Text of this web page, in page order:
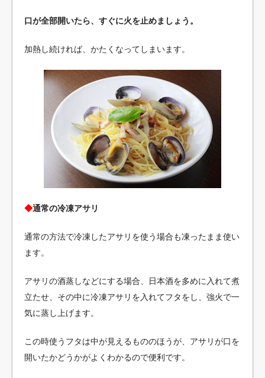
口が全部開いたら、すぐに火を止めましょう。
加熱し続ければ、かたくなってしまいます。
◆通常の冷凍アサリ
通常の方法で冷凍したアサリを使う場合も凍ったまま使い
ます。
アサリの酒蒸しなどにする場合、日本酒を多めに入れて煮
立たせ、その中に冷凍アサリを入れてフタをし、強火で一
気に蒸し上げます。
この時使うフタは中が見えるもののほうが、アサリが口を
開いたかどうかがよくわかるので便利です。